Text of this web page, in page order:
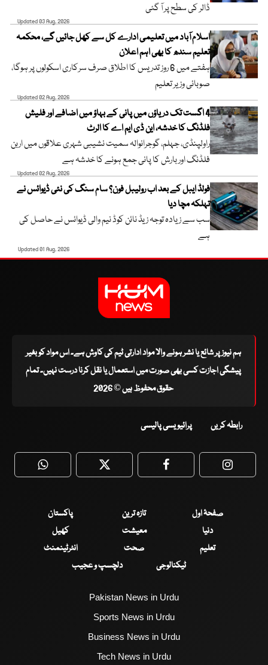
ڈالر کی سطح پر آ گئی
Updated 03 Aug, 2026
اسلام آباد میں تعلیمی ادارے کل سے کھل جائیں گے، محکمہ
تعلیم سندھ کا بھی اہم اعلان
ہفتے میں 6 روز تدریس کا اطلاق صرف سرکاری اسکولوں پر ہوگا،
صوبائی وزیر تعلیم
Updated 02 Aug, 2026
4 اگست تک دریاؤں میں پانی کے بہاؤ میں اضافے اور فلیش
فلڈنگ کا خدشہ، این ڈی ایم اے کا الرٹ
راولپنڈی، جہلم، گوجرانوالہ سمیت نشیبی شہری علاقوں میں اربن
فلڈنگ اور بارش کا پانی جمع ہونے کا خدشہ ہے
Updated 02 Aug, 2026
فولڈ ایبل کے بعد اب رولیبل فون؟ سام سنگ کی نئی ڈیوائس نے
تہلکہ مچا دیا
سب سے زیادہ توجہ زیڈ نائن کوڈ نیم والی ڈیوائس نے حاصل کی
ہے
Updated 01 Aug, 2026
ہم نیوز پر شائع یا نشر ہونے والا مواد ادارتی ٹیم کی کاوش ہے۔ اس مواد کو بغیر
پیشگی اجازت کسی بھی صورت میں استعمال یا نقل کرنا درست نہیں۔ تمام
حقوق محفوظ ہیں © 2026
رابطہ کریں پرائیویسی پالیسی
WhatsApp Twitter Facebook
صفحۂ اول تازہ ترین
پاکستان
دنیا
معیشت
کھیل
تعلیم
صحت
انٹرٹینمنٹ
ٹیکنالوجی
دلچسپ و عجیب
Pakistan News in Urdu
Sports News in Urdu
Business News in Urdu
Tech News in Urdu